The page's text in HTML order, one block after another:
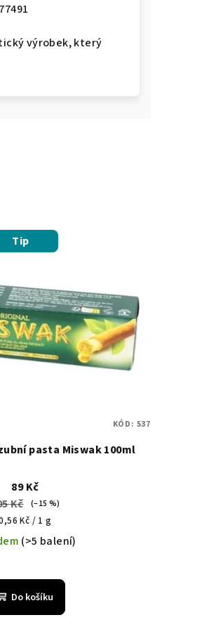
výrobek, který
Tip
pasta Miswak 100ml
89 Kč
Kč
(–15 %)
Kč / 1 g
(>5 balení)
hodnocení
produktu
je
Do košíku
KÓD: 537